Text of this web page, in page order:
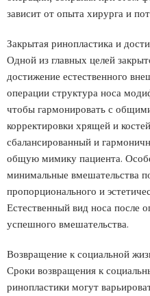
зависит от опыта хирурга и
Закрытая ринопластика и
Одной из главных целей
достижение естественного
операции структура носа
чтобы гармонировать с
корректировки хрящей и
сбалансированный и
общую мимику пациента.
минимальные вмешательства
пропорционального и
Естественный вид носа после
успешного вмешательства.
Возвращение к социальной
Сроки возвращения к
ринопластики могут